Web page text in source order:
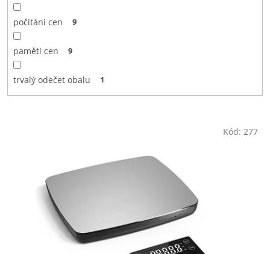
počítání cen 9
paměti cen 9
trvalý odečet obalu 1
Kód: 277